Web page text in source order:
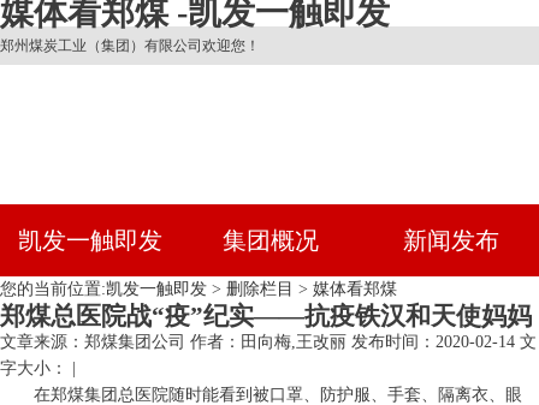
媒体看郑煤 -凯发一触即发
郑州煤炭工业（集团）有限公司欢迎您！
凯发一触即发 集团概况 新闻发布
您的当前位置:凯发一触即发 > 删除栏目 > 媒体看郑煤
郑煤总医院战“疫”纪实——抗疫铁汉和天使妈妈
文章来源：郑煤集团公司 作者：田向梅,王改丽 发布时间：2020-02-14 文
字大小： |
在郑煤集团总医院随时能看到被口罩、防护服、手套、隔离衣、眼